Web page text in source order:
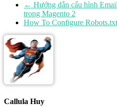
← Hướng dẫn cấu hình
trong Magento 2
How To Configure
Callula Huy